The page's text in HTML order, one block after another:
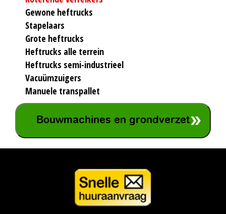
Gewone heftrucks
Stapelaars
Grote heftrucks
Heftrucks alle terrein
Heftrucks semi-industrieel
Vacuümzuigers
Manuele transpallet
Bouwmachines en grondverzet